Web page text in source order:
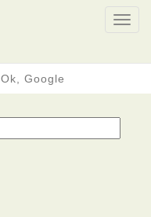
Ok, Google